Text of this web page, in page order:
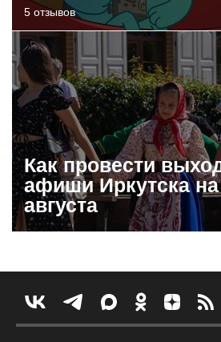
5 отзывов
Как провести
афиши Иркутска на
августа